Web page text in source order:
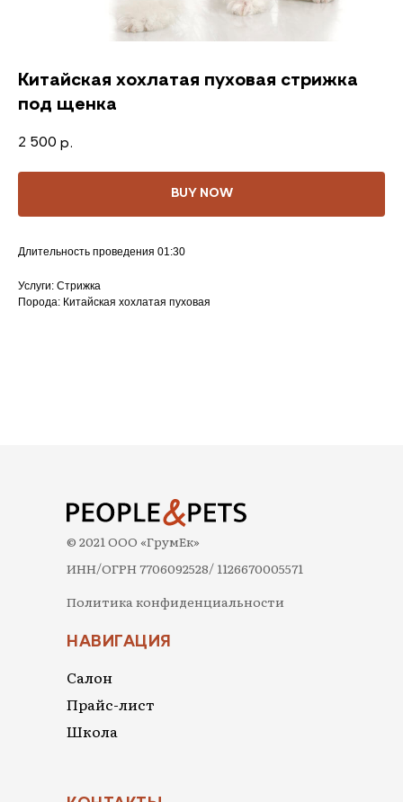
Китайская хохлатая пуховая стрижка
под щенка
2 500 р.
BUY NOW
Длительность проведения 01:30
Услуги: Стрижка
Порода: Китайская хохлатая пуховая
Политика конфиденциальности
НАВИГАЦИЯ
Салон
Прайс-лист
Школа
© 2021 ООО «ГрумЕк»
ИНН/ОГРН 7706092528/ 1126670005571